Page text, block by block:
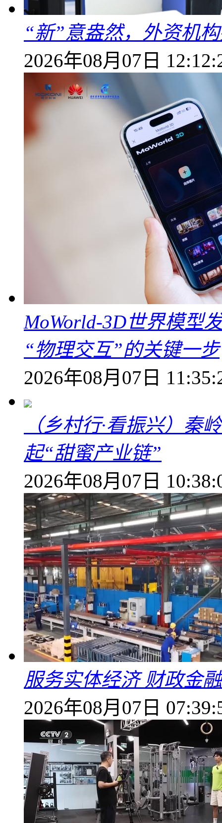
“新”意盎然，外资机
2026年08月07日
MoWorld-3D世界模型
“物理交互”的关键一步
2026年08月07日
（乡村行·看振兴）秦
起“甜蜜产业链”
2026年08月07日
服务实体经济 财政金
2026年08月07日